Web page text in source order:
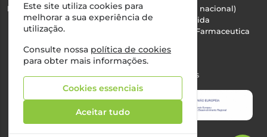
Nº Infarmed: 21 798 7100 (chamada para rede fixa nacional)
Direção Técnica:Maria Teresa Almeida
NIPC:510103669 | Teresa Almeida - Sociedade Farmaceutica
Alvará nº:2994
©2026 Todos os direitos reservados
Este site utiliza cookies para
melhorar a sua experiência de
utilização.
Consulte nossa política de cookies
para obter mais informações.
Cookies essenciais
Aceitar tudo